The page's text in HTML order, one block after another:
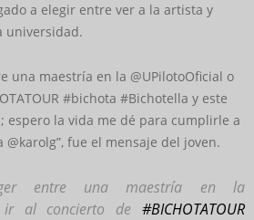
a elegir entre ver a la artista y
universidad.
una maestría en la @UPilotoOficial o
#bichota #Bichotella y este
espero la vida me dé para cumplirle a
fue el mensaje del joven.
entre una maestría en la
al concierto de #BICHOTATOUR